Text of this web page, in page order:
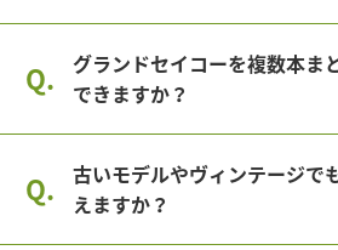
グランドセイコーを複数本ま
できますか？
古いモデルやヴィンテージで
えますか？